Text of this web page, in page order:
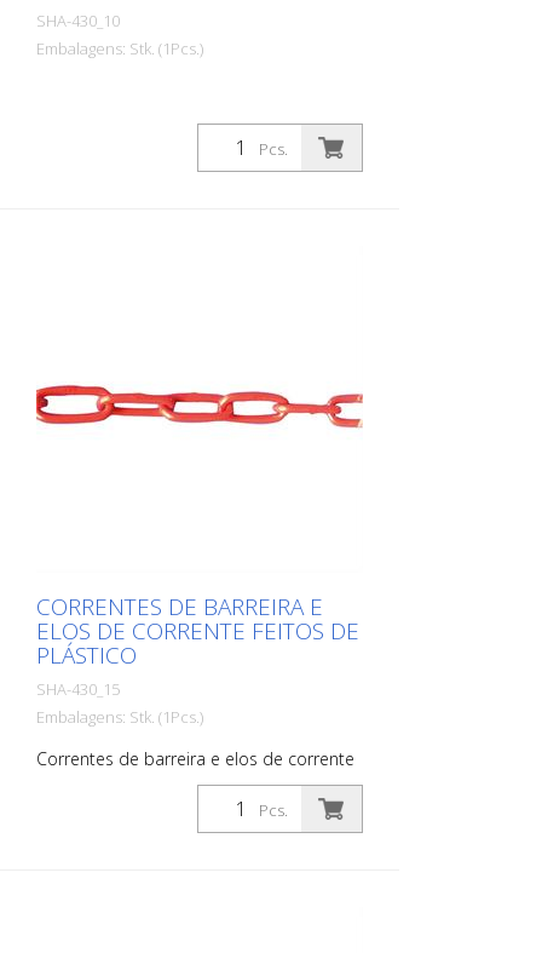
SHA-430_10
Embalagens: Stk. (1Pcs.)
Pcs.
CORRENTES DE BARREIRA E
ELOS DE CORRENTE FEITOS DE
PLÁSTICO
SHA-430_15
Embalagens: Stk. (1Pcs.)
Correntes de barreira e elos de corrente
feitos de plástico, corrente de barreira, 8
mm de espessura, vermelho / branco,
unidade de embalagem 25 m
Pcs.